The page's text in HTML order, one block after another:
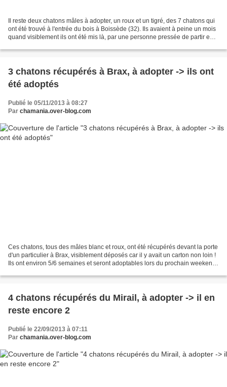
Il reste deux chatons mâles à adopter, un roux et un tigré, des 7 chatons qui
ont été trouvé à l'entrée du bois à Boissède (32). Ils avaient à peine un mois
quand visiblement ils ont été mis là, par une personne pressée de partir en
3 chatons récupérés à Brax, à adopter -> ils ont
été adoptés
Publié le 05/11/2013 à 08:27
Par chamania.over-blog.com
Ces chatons, tous des mâles blanc et roux, ont été récupérés devant la porte
d'un particulier à Brax, visiblement déposés car il y avait un carton non loin !
Ils ont environ 5/6 semaines et seront adoptables lors du prochain weekend
4 chatons récupérés du Mirail, à adopter -> il en
reste encore 2
Publié le 22/09/2013 à 07:11
Par chamania.over-blog.com